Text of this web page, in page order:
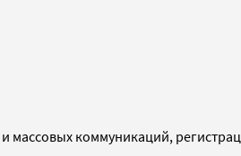
массовых коммуникаций,